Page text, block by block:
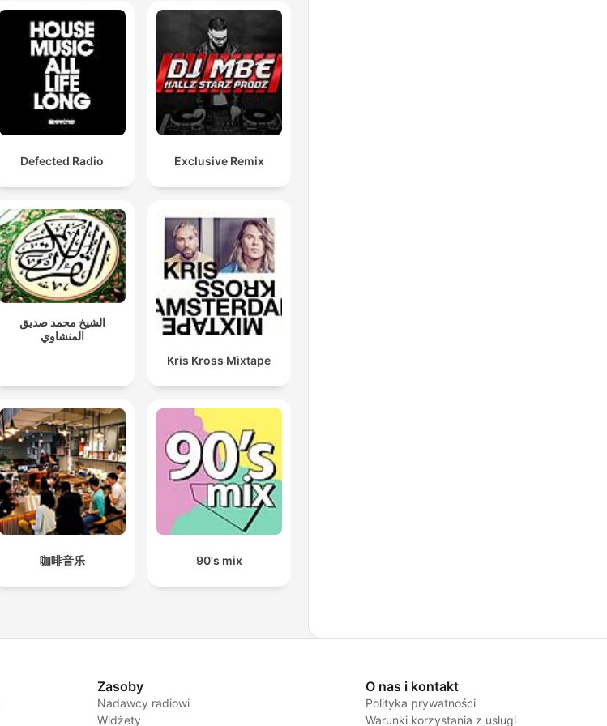
Defected Radio Exclusive Remix
الشيخ محمد صديق
المنشاوي
Kris Kross Mixtape
咖啡音乐 90's mix
Zasoby
Nadawcy radiowi
Widżety
O nas i kontakt
Polityka prywatności
Warunki korzystania z usługi